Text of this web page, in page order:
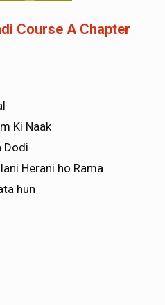
Course A Chapter
Ki Naak
Dodi
Herani ho Rama
hun